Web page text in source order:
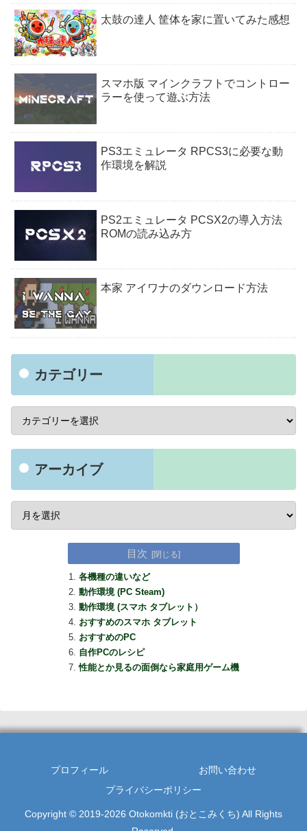
太鼓の達人 筐体を家に置いてみた感想
スマホ版 マインクラフトでコントロー
ラーを使って遊ぶ方法
PS3エミュレータ RPCS3に必要な動
作環境を解説
PS2エミュレータ PCSX2の導入方法
ROMの読み込み方
本家 アイワナのダウンロード方法
カテゴリー
アーカイブ
目次
各機種の違いなど
動作環境 (PC Steam)
動作環境 (スマホ タブレット）
おすすめのスマホ タブレット
おすすめのPC
自作PCのレシピ
性能とか見るの面倒なら家庭用ゲーム機
プロフィール
お問い合わせ
プライバシーポリシー
Copyright © 2019-2026 Otokomkti (おとこみくち) All Rights